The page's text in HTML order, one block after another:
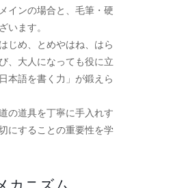
インの場合と、毛筆・硬
います。
じめ、とめやはね、はら
、大人になっても役に立
本語を書く力」が鍛えら
の道具を丁寧に手入れす
にすることの重要性を学